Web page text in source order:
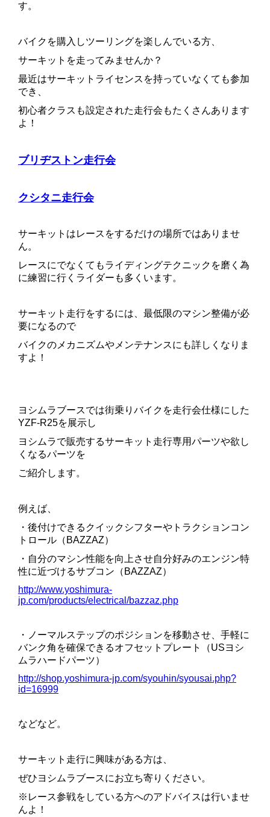
す。
バイクを購入しツーリングを楽しんでいる方、
サーキットを走ってみませんか？
最近はサーキットライセンスを持っていなくても参加
でき、
初心者クラスも設定された走行会もたくさんあります
よ！
ブリヂストン走行会
クシタニ走行会
サーキットはレースをするだけの場所ではありませ
ん。
レースにでなくてもライディングテクニックを磨く為
に練習に行くライダーも多くいます。
サーキット走行をするには、最低限のマシン整備が必
要になるので
バイクのメカニズムやメンテナンスにも詳しくなりま
すよ！
ヨシムラブースでは街乗りバイクを走行会仕様にした
YZF-R25を展示し
ヨシムラで販売するサーキット走行専用パーツや欲し
くなるパーツを
ご紹介します。
例えば、
・後付けできるクイックシフターやトラクションコン
トロール（BAZZAZ）
・自分のマシン性能を向上させ自分好みのエンジン特
性に近づけるサブコン（BAZZAZ）
http://www.yoshimura-
jp.com/products/electrical/bazzaz.php
・ノーマルステップのポジションを移動させ、手軽に
バンク角を確保できるオフセットプレート（USヨシ
ムラハードパーツ）
http://shop.yoshimura-jp.com/syouhin/syousai.php?
id=16999
などなど。
サーキット走行に興味がある方は、
ぜひヨシムラブースにお立ち寄りください。
※レース参戦をしている方へのアドバイスは行いませ
んよ！